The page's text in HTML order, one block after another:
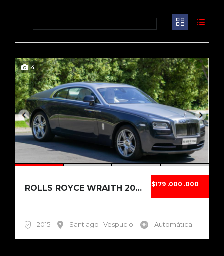
4
$179 .000 .000
ROLLS ROYCE WRAITH 2015
2015 Santiago | Vespucio Automática